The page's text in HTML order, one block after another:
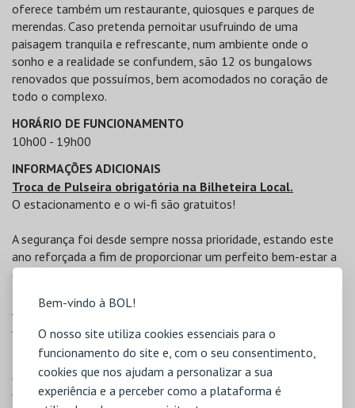
Bem-vindo à BOL!
O nosso site utiliza cookies essenciais para o
funcionamento do site e, com o seu consentimento,
cookies que nos ajudam a personalizar a sua
experiência e a perceber como a plataforma é
oferece também um restaurante, quiosques e parques de
merendas. Caso pretenda pernoitar usufruindo de uma
paisagem tranquila e refrescante, num ambiente onde o
sonho e a realidade se confundem, são 12 os bungalows
renovados que possuímos, bem acomodados no coração de
todo o complexo.
HORÁRIO DE FUNCIONAMENTO
10h00 - 19h00
INFORMAÇÕES ADICIONAIS
Troca de Pulseira obrigatória na Bilheteira Local.
O estacionamento e o wi-fi são gratuitos!
A segurança foi desde sempre nossa prioridade, estando este
ano reforçada a fim de proporcionar um perfeito bem-estar a
quem nos visita.
Os bilhetes de entrada incluem as atividades
disponíveis.
CONSULTE REGULAMENTOS EM
www.praiadasrocas.com